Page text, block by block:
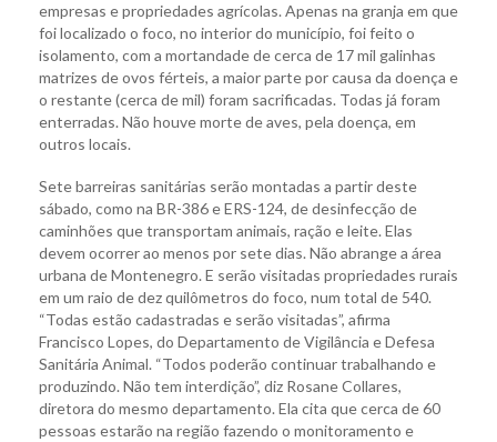
empresas e propriedades agrícolas. Apenas na granja em que
foi localizado o foco, no interior do município, foi feito o
isolamento, com a mortandade de cerca de 17 mil galinhas
matrizes de ovos férteis, a maior parte por causa da doença e
o restante (cerca de mil) foram sacrificadas. Todas já foram
enterradas. Não houve morte de aves, pela doença, em
outros locais.
Sete barreiras sanitárias serão montadas a partir deste
sábado, como na BR-386 e ERS-124, de desinfecção de
caminhões que transportam animais, ração e leite. Elas
devem ocorrer ao menos por sete dias. Não abrange a área
urbana de Montenegro. E serão visitadas propriedades rurais
em um raio de dez quilômetros do foco, num total de 540.
“Todas estão cadastradas e serão visitadas”, afirma
Francisco Lopes, do Departamento de Vigilância e Defesa
Sanitária Animal. “Todos poderão continuar trabalhando e
produzindo. Não tem interdição”, diz Rosane Collares,
diretora do mesmo departamento. Ela cita que cerca de 60
pessoas estarão na região fazendo o monitoramento e